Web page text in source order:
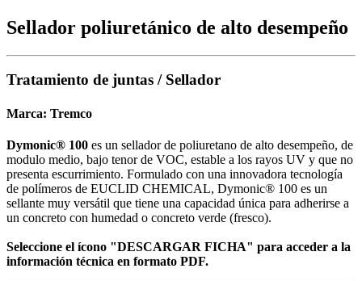
Sellador poliuretánico de alto desempeño
Tratamiento de juntas / Sellador
Marca: Tremco
Dymonic® 100 es un sellador de poliuretano de alto desempeño, de
modulo medio, bajo tenor de VOC, estable a los rayos UV y que no
presenta escurrimiento. Formulado con una innovadora tecnología
de polímeros de EUCLID CHEMICAL, Dymonic® 100 es un
sellante muy versátil que tiene una capacidad única para adherirse a
un concreto con humedad o concreto verde (fresco).
Seleccione el ícono "DESCARGAR FICHA" para acceder a la
información técnica en formato PDF.